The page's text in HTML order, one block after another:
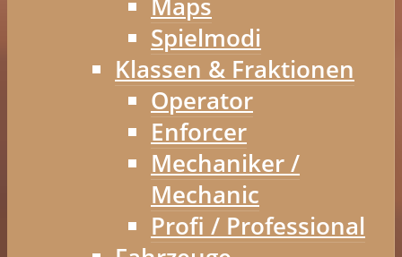
Maps
Spielmodi
Klassen & Fraktionen
Operator
Enforcer
Mechaniker /
Mechanic
Profi / Professional